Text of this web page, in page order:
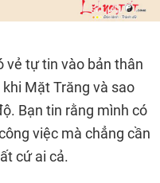
vẻ tự tin vào bản thân
Mặt Trăng và sao
Bạn tin rằng mình có
việc mà chẳng cần
cứ ai cả.